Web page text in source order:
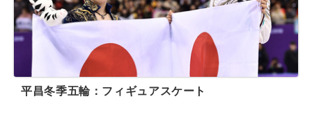
平昌冬季五輪：フィギュアスケート